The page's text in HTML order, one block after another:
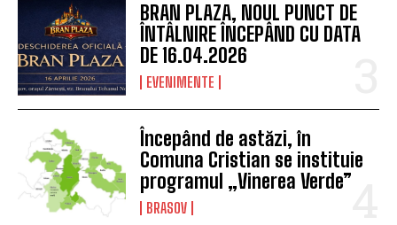
BRAN PLAZA, NOUL PUNCT DE
ÎNTÂLNIRE ÎNCEPÂND CU DATA
DE 16.04.2026
EVENIMENTE
Începând de astăzi, în
Comuna Cristian se instituie
programul „Vinerea Verde”
BRASOV